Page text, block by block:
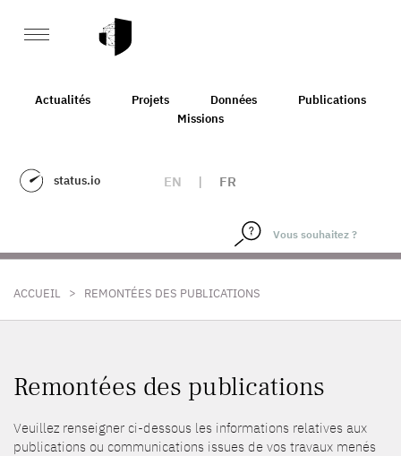
Actualités Projets Données
Publications
Missions
status.io EN | FR
ACCUEIL > REMONTÉES DES PUBLICATIONS
Remontées des publications
Veuillez renseigner ci-dessous les informations relatives aux
publications ou communications issues de vos travaux menés